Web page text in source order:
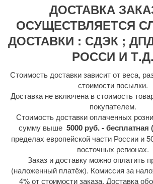
ДОСТАВКА
ОСУЩЕСТВЛЯЕТСЯ
ДОСТАВКИ : СДЭК ;
РОССИ И Т.Д.
Стоимость доставки зависит от веса,
стоимости посылки.
Доставка не включена в стоимость
покупателем.
Стоимость доставки оплаченных
сумму выше 5000 руб. - бесплатная
пределах европейской части России и
восточных регионах.
Заказ и доставку можно оплатить
(наложенный платёж). Комиссия за
4% от стоимости заказа. Доставка